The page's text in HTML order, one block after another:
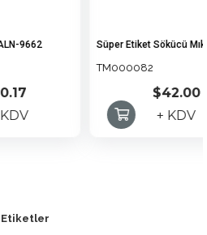
TM000082
$42.00
+ KDV
Etiketler